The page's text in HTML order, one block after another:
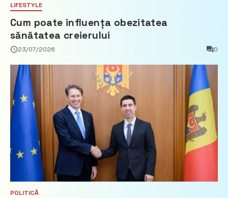
LIFESTYLE
Cum poate influența obezitatea
sănătatea creierului
23/07/2026 0
POLITICĂ